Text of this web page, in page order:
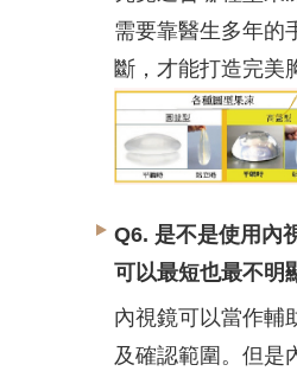
需要靠醫生多年的
斷，才能打造完美
Q6. 是不是使用內
可以最短也最不明
內視鏡可以當作輔
及確認範圍。但是